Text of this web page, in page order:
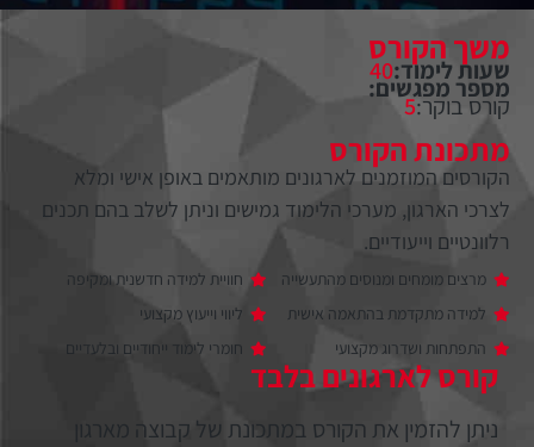
קורס לארגונים בלבד
ניתן להזמין את הקורס במתכונת של קבוצה מארגון
משך הקורס
שעות לימוד:40
מספר מפגשים:
קורס בוקר:5
מתכונת הקורס
הקורסים המוזמנים לארגונים מותאמים באופן אישי ומלא
לצרכי הארגון, מערכי הלימוד גמישים וניתן לשלב בהם תכנים
רלוונטיים וייעודיים.
מרצים מומחים ומנוסים מהתעשייה
למידה מתקדמת בהתאמה אישית
התפתחות ושדרוג מקצועי
חוויית למידה חדשנית ומקיפה
ליווי וייעוץ מקצועי
חומרי לימוד ייחודיים ובלעדיים